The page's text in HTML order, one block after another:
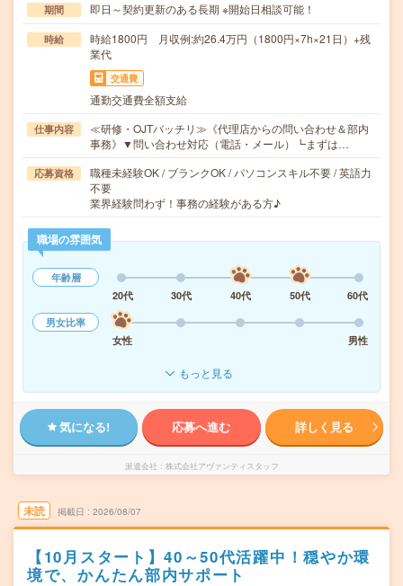
期間 即日～契約更新のある長期 ※開始日相談可能！
時給
時給1800円 月収例:約26.4万円（1800円×7h×21日）+残
業代
交通費
通勤交通費全額支給
仕事内容
≪研修・OJTバッチリ≫《代理店からの問い合わせ＆部内
事務》▼問い合わせ対応（電話・メール）┗まずは…
応募資格
職種未経験OK / ブランクOK / パソコンスキル不要 / 英語力
不要
業界経験問わず！事務の経験がある方♪
職場の雰囲気
年齢層
20代
30代 40代 50代
60代
男女比率
女性
男性
もっと見る
気になる! 応募へ進む 詳しく見る
派遣会社 株式会社アヴァンティスタッフ
未読 掲載日 2026/08/07
【10月スタート】40～50代活躍中！穏やか環
境で、かんたん部内サポート